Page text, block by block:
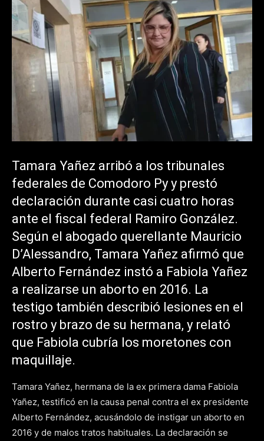
Tamara Yañez arribó a los tribunales
federales de Comodoro Py y prestó
declaración durante casi cuatro horas
ante el fiscal federal Ramiro González.
Según el abogado querellante Mauricio
D’Alessandro, Tamara Yañez afirmó que
Alberto Fernández instó a Fabiola Yañez
a realizarse un aborto en 2016. La
testigo también describió lesiones en el
rostro y brazo de su hermana, y relató
que Fabiola cubría los moretones con
maquillaje.
Tamara Yañez, hermana de la ex primera dama Fabiola
Yañez, testificó en la causa penal contra el ex presidente
Alberto Fernández, acusándolo de instigar un aborto en
2016 y de malos tratos habituales. La declaración se